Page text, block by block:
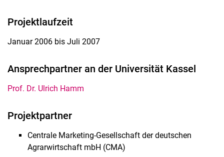
Projektlaufzeit
Januar 2006 bis Juli 2007
Ansprechpartner an der Universität Kassel
Prof. Dr. Ulrich Hamm
Projektpartner
Centrale Marketing-Gesellschaft der deutschen
Agrarwirtschaft mbH (CMA)